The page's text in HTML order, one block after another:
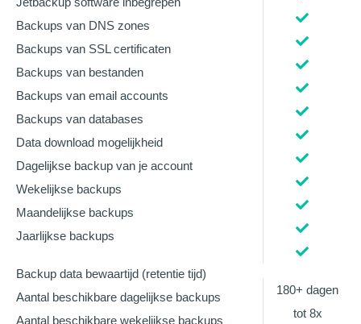
Backups van DNS zones
Backups van SSL certificaten
Backups van bestanden
Backups van email accounts
Backups van databases
Data download mogelijkheid
Dagelijkse backup van je account
Wekelijkse backups
Maandelijkse backups
Jaarlijkse backups
Backup data bewaartijd (retentie tijd)
Aantal beschikbare dagelijkse backups
Aantal beschikbare wekelijkse backups
180+ dagen
tot 8x